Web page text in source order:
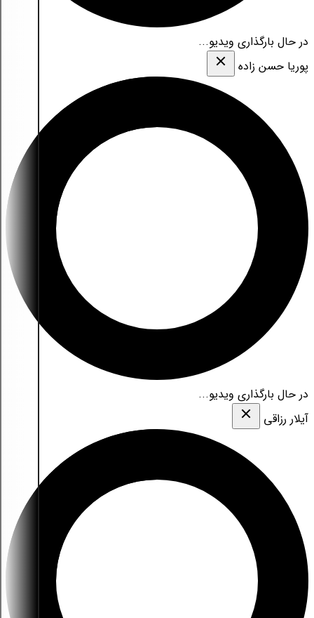
در حال بارگذاری ویدیو...
پوریا حسن زاده
در حال بارگذاری ویدیو...
آیلار رزاقی